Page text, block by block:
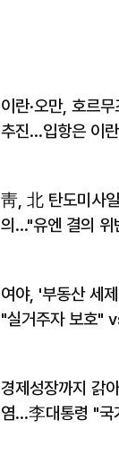
이란·오만, 호르
추진…입항은 이란
靑, 北 탄도미사
의…"유엔 결의 위
여야, '부동산 세
"실거주자 보호"
경제성장까지 갉
염…李대통령 "국